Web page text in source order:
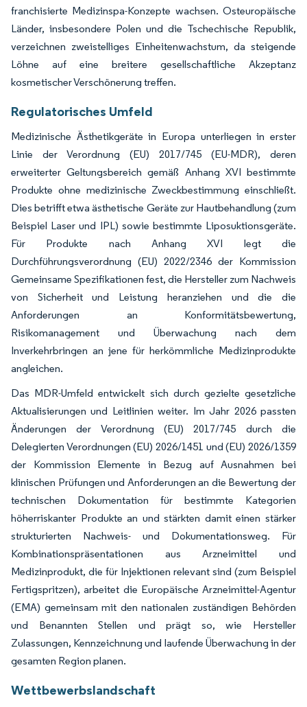
franchisierte Medizinspa-Konzepte wachsen. Osteuropäische
Länder, insbesondere Polen und die Tschechische Republik,
verzeichnen zweistelliges Einheitenwachstum, da steigende
Löhne auf eine breitere gesellschaftliche Akzeptanz
kosmetischer Verschönerung treffen.
Regulatorisches Umfeld
Medizinische Ästhetikgeräte in Europa unterliegen in erster
Linie der Verordnung (EU) 2017/745 (EU-MDR), deren
erweiterter Geltungsbereich gemäß Anhang XVI bestimmte
Produkte ohne medizinische Zweckbestimmung einschließt.
Dies betrifft etwa ästhetische Geräte zur Hautbehandlung (zum
Beispiel Laser und IPL) sowie bestimmte Liposuktionsgeräte.
Für Produkte nach Anhang XVI legt die
Durchführungsverordnung (EU) 2022/2346 der Kommission
Gemeinsame Spezifikationen fest, die Hersteller zum Nachweis
von Sicherheit und Leistung heranziehen und die die
Anforderungen an Konformitätsbewertung,
Risikomanagement und Überwachung nach dem
Inverkehrbringen an jene für herkömmliche Medizinprodukte
angleichen.
Das MDR-Umfeld entwickelt sich durch gezielte gesetzliche
Aktualisierungen und Leitlinien weiter. Im Jahr 2026 passten
Änderungen der Verordnung (EU) 2017/745 durch die
Delegierten Verordnungen (EU) 2026/1451 und (EU) 2026/1359
der Kommission Elemente in Bezug auf Ausnahmen bei
klinischen Prüfungen und Anforderungen an die Bewertung der
technischen Dokumentation für bestimmte Kategorien
höherriskanter Produkte an und stärkten damit einen stärker
strukturierten Nachweis- und Dokumentationsweg. Für
Kombinationspräsentationen aus Arzneimittel und
Medizinprodukt, die für Injektionen relevant sind (zum Beispiel
Fertigspritzen), arbeitet die Europäische Arzneimittel-Agentur
(EMA) gemeinsam mit den nationalen zuständigen Behörden
und Benannten Stellen und prägt so, wie Hersteller
Zulassungen, Kennzeichnung und laufende Überwachung in der
gesamten Region planen.
Wettbewerbslandschaft